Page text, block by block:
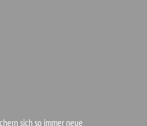
sich so immer neue